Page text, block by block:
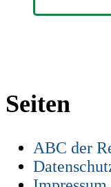
Seiten
ABC der